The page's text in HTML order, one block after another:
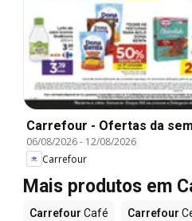
Carrefour - Ofertas da
06/08/2026- 12/08/2026
Carrefour
Mais produtos em
Carrefour Café Carrefour